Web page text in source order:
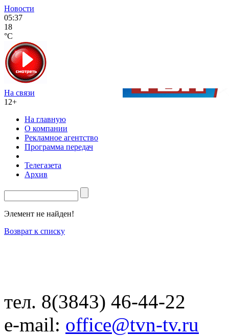
Новости
05:37
18
°C
На связи
12+
На главную
О компании
Рекламное агентство
Программа передач
Телегазета
Архив
Элемент не найден!
Возврат к списку
тел. 8(3843) 46-44-22
e-mail: office@tvn-tv.ru